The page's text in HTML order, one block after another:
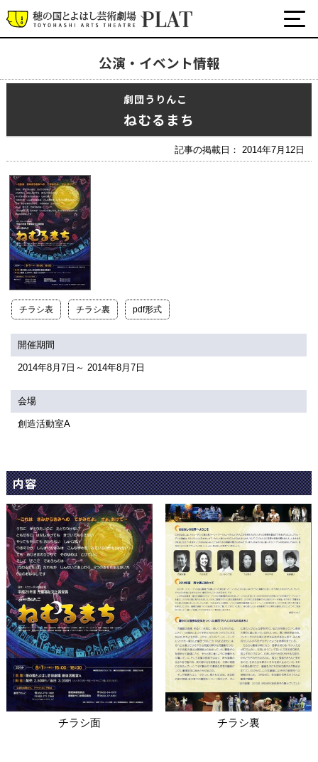
アクセシビリティ/
サービス
会員制度のご案内
座席表
プラットニュース
交通アクセス お問合せ
サイトマップ トップに戻る
公演・イベント情報
劇団うりんこ
ねむるまち
記事の掲載日： 2014年7月12日
チラシ表 チラシ裏 pdf形式
開催期間
2014年8月7日～ 2014年8月7日
会場
創造活動室A
内容
チラシ面 チラシ裏
最新の公演・イベント情報
演劇・ダンス・音楽など
ワークショップ・講座
イベント
プラットについて
チケット・座席表・鑑賞サポートなど
施設の利用について
関連団体・施設